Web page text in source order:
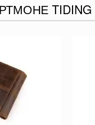
TIDING